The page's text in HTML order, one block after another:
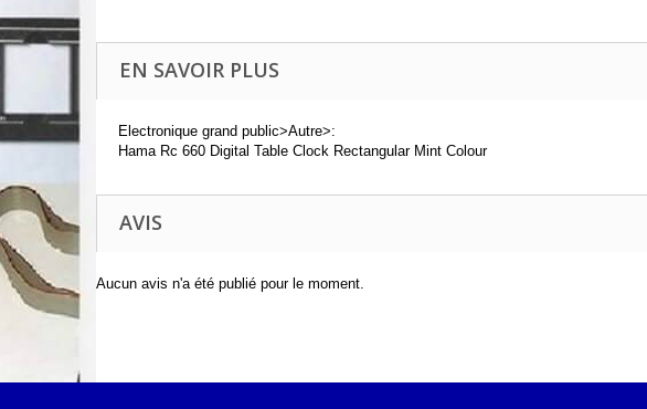
EN SAVOIR PLUS
Electronique grand public>Autre>:
Hama Rc 660 Digital Table Clock Rectangular Mint Colour
AVIS
Aucun avis n'a été publié pour le moment.